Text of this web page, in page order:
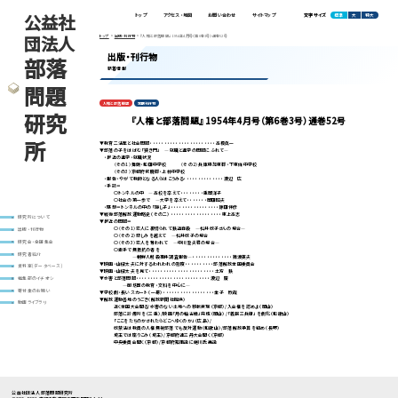
公益社
団法人
部落
問題
研究
所
研究所について
出版・刊行物
研究会・全国集会
研究者紹介
資料室(データベース)
編集部のイチオシ
寄付金のお願い
動画ライブラリ
トップ アクセス・地図 お問い合わせ サイトマップ 文字サイズ 標準 大 特大
トップ 出版・刊行物 『人権と部落問題』 1954年4月号（第6巻3号）通巻52号
出版・刊行物
新着情報
人権と部落問題 定期刊行物
『人権と部落問題』 1954年4月号（第6巻3号）通巻52号
▼教育二法案と社会問題・・・・・・・・・・・・・・・・・・・・・・・高橋眞一
▼部落の子をはばむ「狭き門」 ―就職と進学の問題にふれて―
・最近の進学・就職状況
〈その1〉舞鶴・和田中学校 〈その2〉兵庫県加東郡・下東條中学校
〈その3〉京都府何鹿郡・上林中学校
・報告・やがて教師となる人らはこうみる・・・・・・・・・・・・・・渡辺 広
・手記＝
○トンネルの中 ―高校を卒えて・・・・・・・・重岡洋子
○社会の第一歩で ―大学を卒えて・・・・・・・岡田昭夫
・感想＝トンネルの中の「隠し子」・・・・・・・・・・・・・・・・・原田伴彦
▼戦後部落解放運動略史（その二）・・・・・・・・・・・・・・・・・・東上高志
▼最近の問題＝
○〈その1〉恋人に裏切られて鉄道自殺 ―松井政子さんの場合―
○〈その2〉悲しみを越えて ―松井政子の場合
○〈その3〉恋人を奪われて ―中川澄夫君の場合―
○素手で無抵抗の者を
―朝鮮人射殺事件調査報告―・・・・・・・・・・・・・・難波英夫
▼映画・山椒太夫に対するわれわれの態度・・・・・・・・・・部落解放全国委員会
▼映画・山椒太夫を見て・・・・・・・・・・・・・・・・・・・・・・・土方 鉄
▼水害と部落問題・・・・・・・・・・・・・・・・・・・・・・・・・・渡辺 廣
―御坊町の教育・文科を中心に―
▼学校劇・長いスカート（一幕）・・・・・・・・・・・・・・・・・・金子 欣哉
▼解放運動各地のうごき（解放新聞社提供）
近く全国大会開る/水害のない土地への移転実現（京都）/入会権を認めよ（岡山）
部落に診療所を（三重）/映画「月の輪古墳」完成（岡山）/「義民三兵衛」を劇化（和歌山）
「ここをたちのかされたらどこへゆくのか」（広島）/
政禁法は教員の人権無視部落でも反対運動（和歌山）/部落解放予算を組め（長野）
埼玉では座りこみ（埼玉）/京都府連三丹大会開く（京都）
中央委員会開く（京都）/京都府知事選に蜷川氏再選
公益社団法人 部落問題研究所